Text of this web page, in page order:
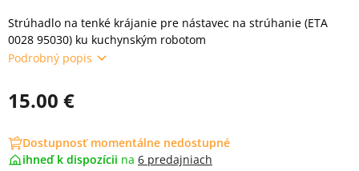
Strúhadlo na tenké krájanie pre nástavec na strúhanie (ETA
0028 95030) ku kuchynským robotom
Podrobný popis
15.00 €
Dostupnosť momentálne nedostupné
ihneď k dispozícii na 6 predajniach